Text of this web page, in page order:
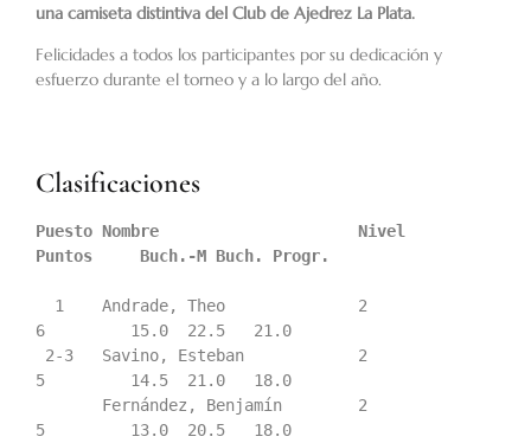
una camiseta distintiva del Club de Ajedrez La Plata.
Felicidades a todos los participantes por su dedicación y
esfuerzo durante el torneo y a lo largo del año.
Clasificaciones
Puesto Nombre
Nivel
Puntos     Buch.-M Buch. Progr.
6         15.0  22.5   21.0
5         14.5  21.0   18.0
5         13.0  20.5   18.0